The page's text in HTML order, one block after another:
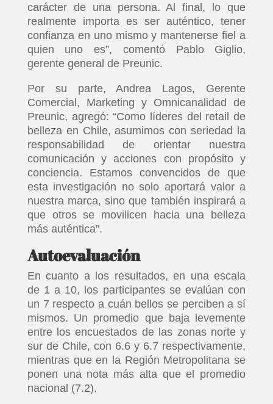
carácter de una persona. Al final, lo que
realmente importa es ser auténtico, tener
confianza en uno mismo y mantenerse fiel a
quien uno es”, comentó Pablo Giglio,
gerente general de Preunic.
Por su parte, Andrea Lagos, Gerente
Comercial, Marketing y Omnicanalidad de
Preunic, agregó: “Como líderes del retail de
belleza en Chile, asumimos con seriedad la
responsabilidad de orientar nuestra
comunicación y acciones con propósito y
conciencia. Estamos convencidos de que
esta investigación no solo aportará valor a
nuestra marca, sino que también inspirará a
que otros se movilicen hacia una belleza
más auténtica”.
Autoevaluación
En cuanto a los resultados, en una escala
de 1 a 10, los participantes se evalúan con
un 7 respecto a cuán bellos se perciben a sí
mismos. Un promedio que baja levemente
entre los encuestados de las zonas norte y
sur de Chile, con 6.6 y 6.7 respectivamente,
mientras que en la Región Metropolitana se
ponen una nota más alta que el promedio
nacional (7.2).